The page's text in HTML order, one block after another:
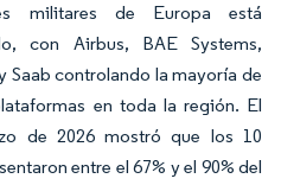
militares de Europa está
con Airbus, BAE Systems,
Saab controlando la mayoría de
en toda la región. El
de 2026 mostró que los 10
entre el 67% y el 90% del